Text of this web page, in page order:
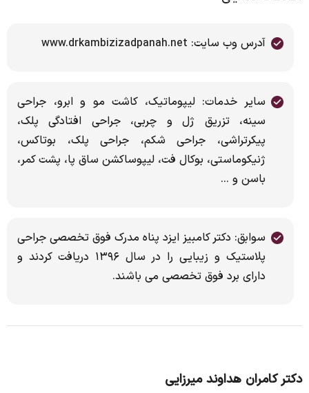
آدرس وب سایت: www.drkambizizadpanah.net
سایر خدمات: لیپوماتیک، کاشت مو و ابرو، جراحی
سینه، تزریق ژل و چربی، جراحی افتادگی پلک،
پیکرتراشی، جراحی شکم، جراحی پلک، بوتاکس،
ژنیکوماستی، بوکال فت، لیپوساکشن ساق پا، پشت کمر،
باسن و ...
سوابق: دکتر کامبیز ایزد پناه مدرک فوق تخصصی جراحی
پلاستیک و زیبایی را در سال ۱۳۹۶ دریافت کردند و
دارای برد فوق تخصصی می باشند.
دکتر کامران هداوند میرزایی